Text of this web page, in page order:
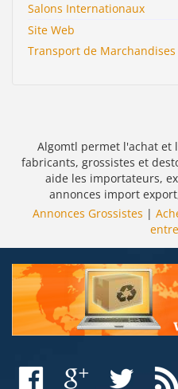
Salons Internationaux
Site Web
Transport de Marchandises
Algomtl permet l'achat et
fabricants, grossistes et
aide les importateurs,
annonces import
Annonces Grossistes |